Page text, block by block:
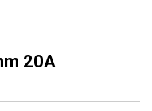
20A